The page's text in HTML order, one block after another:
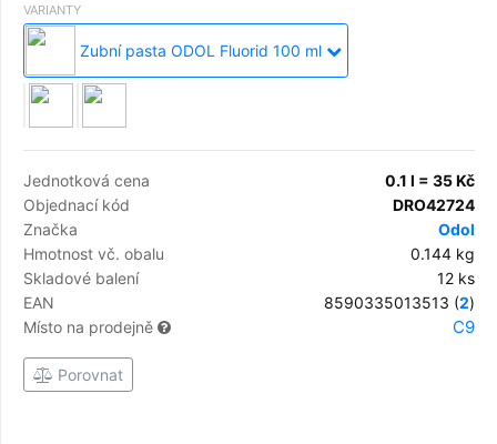
VARIANTY
Zubní pasta ODOL Fluorid 100 ml
Jednotková cena
0.1 l = 35 Kč
Objednací kód
DRO42724
Značka
Odol
Hmotnost vč. obalu
0.144 kg
Skladové balení
12 ks
EAN
8590335013513 (2)
Místo na prodejně
C9
Porovnat